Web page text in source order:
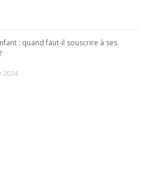
: quand faut-il souscrire à ses
2024